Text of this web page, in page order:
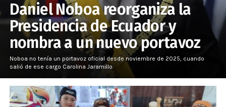
Daniel Noboa reorganiza la
Presidencia de Ecuador y
nombra a un nuevo portavoz
Noboa no tenía un portavoz oficial desde noviembre de 2025, cuando
salió de ese cargo Carolina Jaramillo.